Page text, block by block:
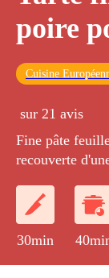
poire
Cuisine
sur 21 avis
Fine pâte
recouverte
30min